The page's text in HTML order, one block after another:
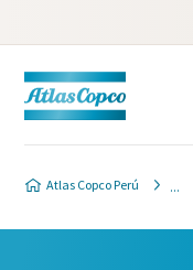
Atlas Copco Perú